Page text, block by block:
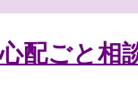
配ごと相